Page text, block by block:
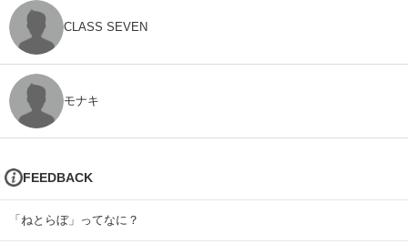
CLASS SEVEN
モナキ
FEEDBACK
「ねとらぼ」ってなに？